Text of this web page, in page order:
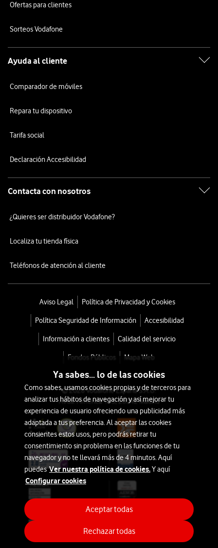
Ofertas para clientes
Sorteos Vodafone
Ayuda al cliente
Comparador de móviles
Repara tu dispositivo
Tarifa social
Declaración Accesibilidad
Contacta con nosotros
¿Quieres ser distribuidor Vodafone?
Localiza tu tienda física
Teléfonos de atención al cliente
Aviso Legal Política de Privacidad y Cookies
Política Seguridad de Información Accesibilidad
Información a clientes Calidad del servicio
Fondos Públicos Mapa Web
© 2026 Vodafone España S.A.U.
Avda. América 115, 28042 Madrid
Ya sabes... lo de las cookies
Como sabes, usamos cookies propias y de terceros para
analizar tus hábitos de navegación y así mejorar tu
experiencia de usuario ofreciendo una publicidad más
adaptada a tus preferencia. Al aceptar las cookies
consientes estos usos, pero podrás retirar tu
consentimiento sin problema en las funciones de tu
navegador y no te llevará más de 4 minutos. Aquí
puedesVer nuestra política de cookies.Y aquí
Configurar cookies
Rechazar todas
Aceptar todas